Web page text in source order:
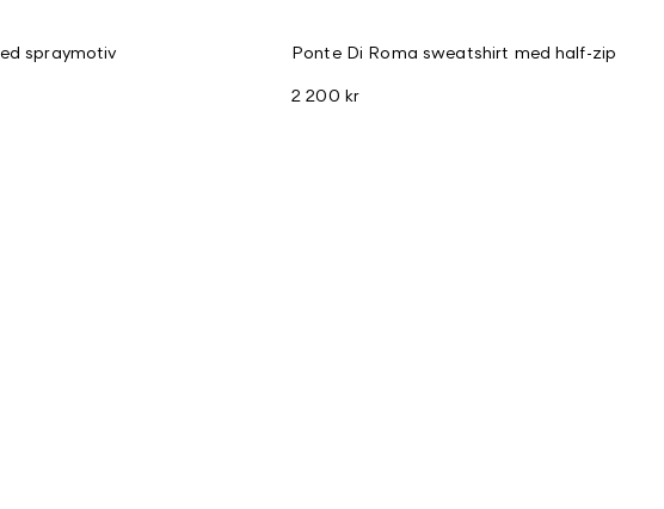
spraymotiv Ponte Di Roma sweatshirt med half-zip
2 200 kr